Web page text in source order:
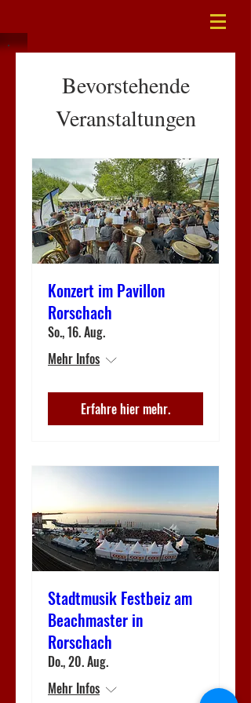
Bevorstehende
Veranstaltungen
Konzert im Pavillon
Rorschach
So., 16. Aug.
Mehr Infos
Erfahre hier mehr.
Stadtmusik Festbeiz am
Beachmaster in
Rorschach
Do., 20. Aug.
Mehr Infos